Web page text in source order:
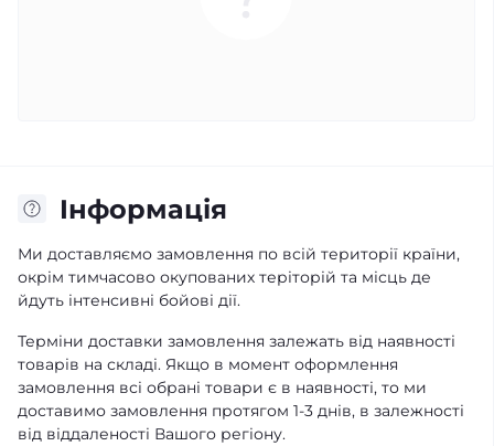
Iнформація
Ми доставляємо замовлення по всій території країни,
окрім тимчасово окупованих теріторій та місць де
йдуть інтенсивні бойові дії.
Терміни доставки замовлення залежать від наявності
товарів на складі. Якщо в момент оформлення
замовлення всі обрані товари є в наявності, то ми
доставимо замовлення протягом 1-3 днів, в залежності
від віддаленості Вашого регіону.